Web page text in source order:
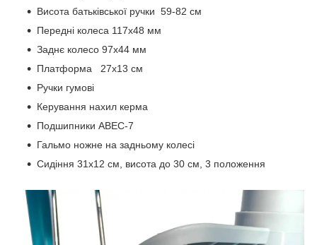
Висота батьківської ручки 59-82 см
Передні колеса 117х48 мм
Заднє колесо 97х44 мм
Платформа 27х13 см
Ручки гумові
Керування нахил керма
Подшипники ABEC-7
Гальмо ножне на задньому колесі
Сидіння 31х12 см, висота до 30 см, 3 положення